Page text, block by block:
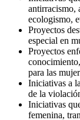
antirracismo,
ecologismo,
Proyectos
especial en
Proyectos
para las
Iniciativas a
de la
Iniciativas
femenina,